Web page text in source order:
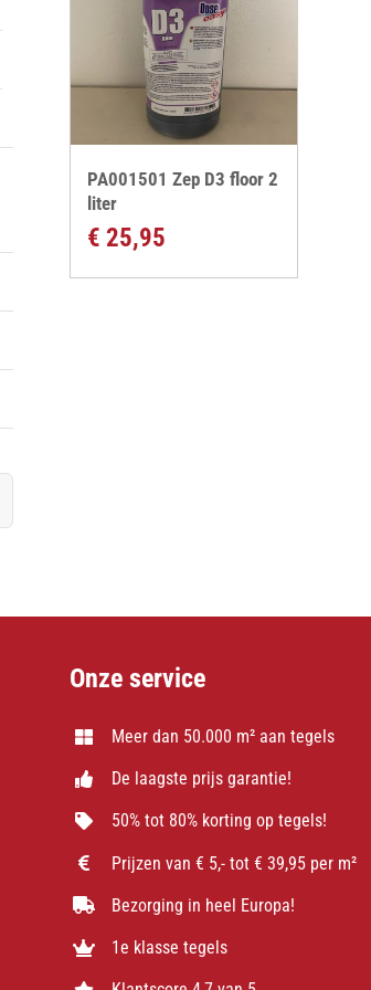
PA001501 Zep D3 floor 2
liter
€ 25,95
Onze service
Meer dan 50.000 m² aan tegels
De laagste prijs garantie!
50% tot 80% korting op tegels!
Prijzen van € 5,- tot € 39,95 per m²
Bezorging in heel Europa!
1e klasse tegels